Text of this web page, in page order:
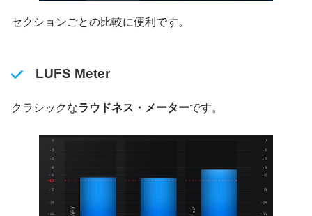
セクションごとの比較に便利です。
LUFS Meter
クラシックなラウドネス・メーターです。